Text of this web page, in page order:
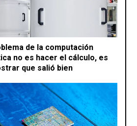
de la computación
no es hacer el cálculo, es
que salió bien